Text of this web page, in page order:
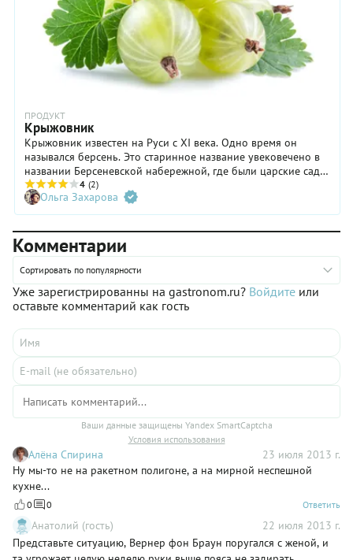
ПРОДУКТ
Крыжовник
Крыжовник известен на Руси с XI века. Одно время он
назывался берсень. Это старинное название увековечено в
названии Берсеневской набережной, где были царские сады
и много-много крыжовника. Из кисловато-сладкой ягоды на
Руси делали изумрудное (оно же царское) варенье.
4 (2)
Ольга Захарова
Комментарии
Сортировать по популярности
Уже зарегистрированны на gastronom.ru? Войдите или
оставьте комментарий как гость
Ваши данные защищены Yandex SmartCaptcha
Условия использования
Алёна Спирина
23 июля 2013 г.
Ну мы-то не на ракетном полигоне, а на мирной неспешной
кухне...
0 0 Ответить
Анатолий (гость)
22 июля 2013 г.
Представьте ситуацию, Вернер фон Браун поругался с женой, и